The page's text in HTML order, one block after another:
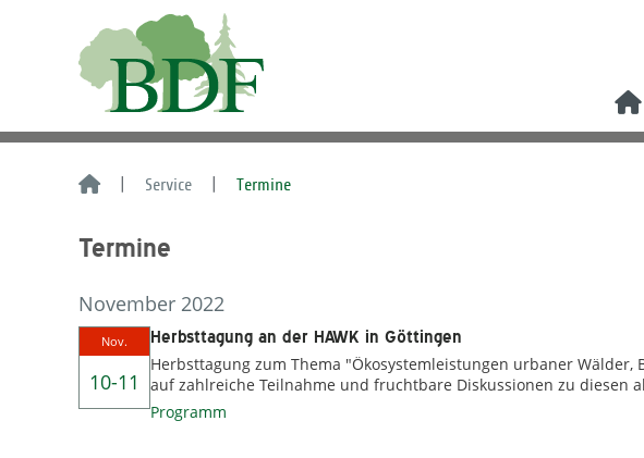
Service Termine
Termine
November 2022
Nov.
10-11
Herbsttagung an der HAWK in Göttingen
Herbsttagung zum Thema "Ökosystemleistungen urbaner
auf zahlreiche Teilnahme und fruchtbare Diskussionen zu diesen
Programm